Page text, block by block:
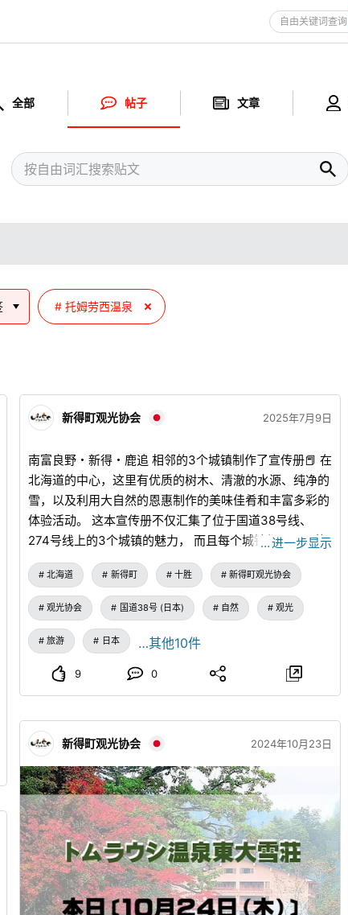
自由关键词查询
全部 帖子 文章
托姆劳西温泉
新得町观光协会 2025年7月9日
南富良野・新得・鹿追 相邻的3个城镇制作了宣传册📕 在
北海道的中心，这里有优质的树木、清澈的水源、纯净的
雪，以及利用大自然的恩惠制作的美味佳肴和丰富多彩的
体验活动。 这本宣传册不仅汇集了位于国道38号线、
274号线上的3个城镇的魅力， 而且每个城镇都用不同的
颜色区分，非常醒目， 扫描页面上的二维码，还可以获
取详细信息。 各3个城镇的颜色是…… 南富良野町ー「金
山湖摇曳的薰衣草🪻」 新得町ー「佐幌湖深邃闪耀的蓝
色🫐」 鹿追町ー「然别湖透明的海蓝宝石💚」 整体采用
柔和的配色，纸张质地哑光而高雅，让人感受到对细节的
传册，希望您能拿起它，翻开每一页。 （我个人也很想
让大家关注翻页的声音💡） 相邻城镇之间有共同的宣传
册，这似乎很罕见。 所以，在前往道之驿或观光协会窗
口时，请务必拿起它，看看，摸摸！ 恭候您的光临💁‍♀️ #
北海道 #新得町 #南富良野町 #鹿追町 #新得 #南富 #鹿追
#新得町观光协会 #南富良野町街区建设观光协会 #鹿追
町观光协会 #3町合同 #宣传册 #hokkaido
#hokkaidotrip #hokkaidotourism #tourism #shintoku
#minamihurano #shikaoi #welcomeshintoku
#discovershintoku
…进一步显示
北海道 新得町 十胜 新得町观光协会
观光协会 国道38号 (日本) 自然 观光
旅游 日本 …其他10件
9 0
新得町观光协会 2024年10月23日